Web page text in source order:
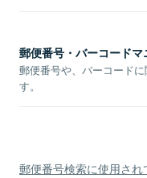
郵便番号・バーコードマ
郵便番号や、バーコード
す。
郵便番号検索に使用さ